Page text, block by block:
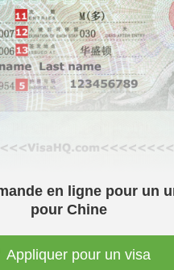
en ligne pour un
pour Chine
Appliquer pour un visa